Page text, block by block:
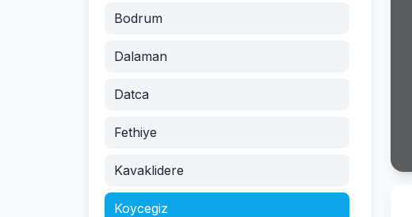
Bodrum
Dalaman
Datca
Fethiye
Kavaklidere
Koycegiz